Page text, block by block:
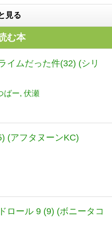
見る
む本
イムだった件(32) (シリ
ばー 伏瀬
(アフタヌーンKC)
ロール 9 (9) (ボニータコ